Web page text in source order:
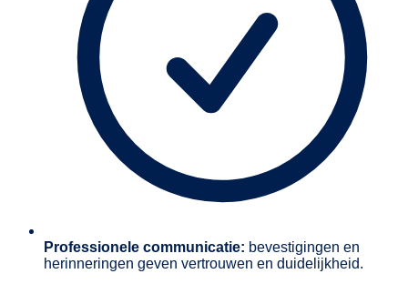
Professionele communicatie: bevestigingen en
herinneringen geven vertrouwen en duidelijkheid.